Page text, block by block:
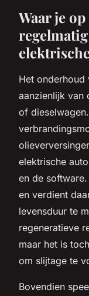
Waar je
Het onderhoud
aanzienlijk van
of
elektrische
en de
en verdient
levensduur te
regeneratieve
maar het is
om slijtage te
Bovendien